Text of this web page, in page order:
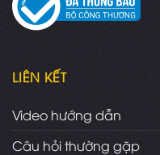
LIÊN KẾT
Video hướng dẫn
Câu hỏi thường gặp